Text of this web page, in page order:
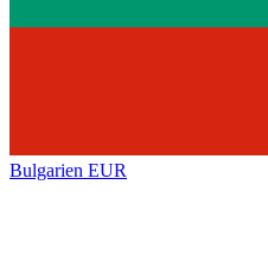
Bulgarien EUR